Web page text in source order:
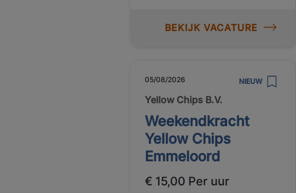
BEKIJK VACATURE
05/08/2026 NIEUW
Yellow Chips B.V.
Weekendkracht
Yellow Chips
Emmeloord
€ 15,00 Per uur